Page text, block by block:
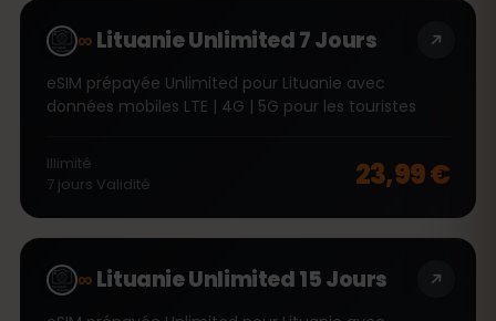
∞Lituanie Unlimited 7 Jours
eSIM prépayée Unlimited pour Lituanie avec
données mobiles LTE | 4G | 5G pour les touristes
Illimité
7 jours Validité 23,99 €
∞Lituanie Unlimited 15 Jours